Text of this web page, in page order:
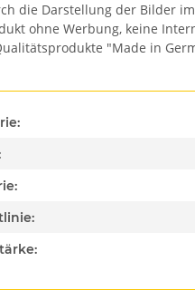
die Darstellung der Bilder
ohne Werbung, keine
"Made in